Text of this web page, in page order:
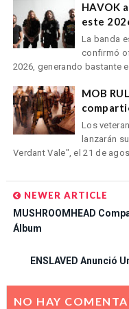
HAVOK
este
La banda
confirmó
2026, generando bastante
MOB
Los
lanzarán
Verdant Vale", el 21 de
NEWER ARTICLE
MUSHROOMHEAD
Álbum
ENSLAVED Anunció
NO HAY